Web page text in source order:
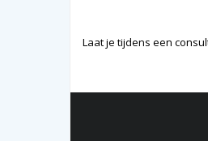
Laat je tijdens een